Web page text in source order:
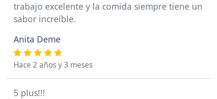
trabajo excelente y la comida siempre tiene un
sabor increíble.
Anita Deme
Hace 2 años y 3 meses
5 plus!!!